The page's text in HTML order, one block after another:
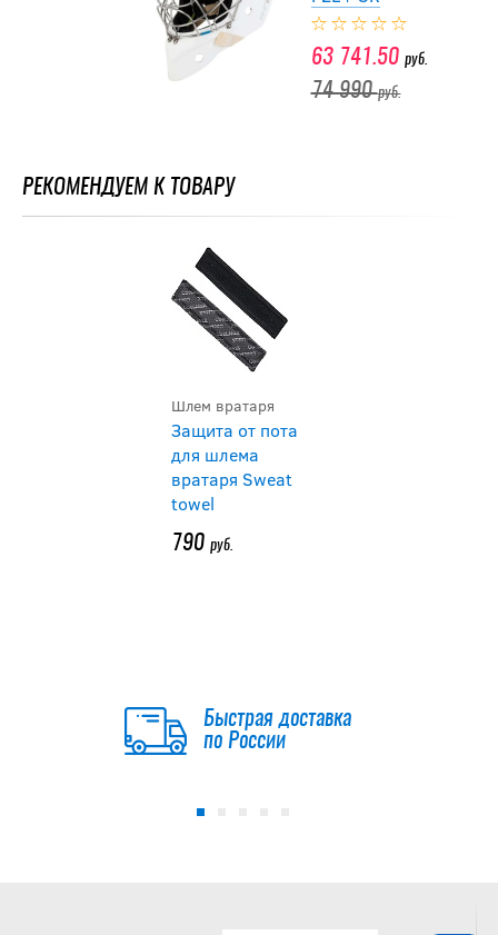
63 741.50 руб.
74 990руб.
РЕКОМЕНДУЕМ К ТОВАРУ
Шлем вратаря
Защита от пота
для шлема
вратаря Sweat
towel
790 руб.
Быстрая доставка
по России